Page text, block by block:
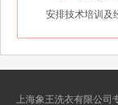
安排技术培训及
上海象王洗衣有限公司